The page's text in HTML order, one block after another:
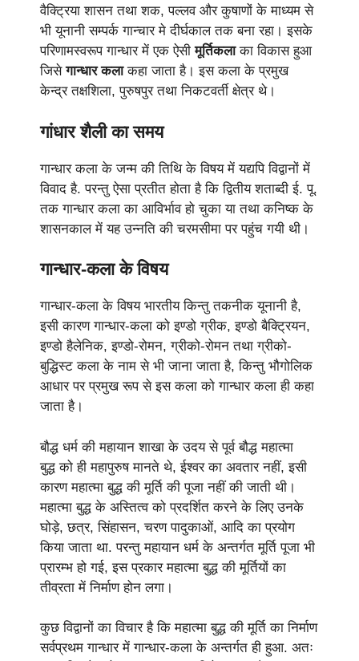
वैक्ट्रिया शासन तथा शक, पल्लव और कुषाणों के माध्यम से
भी यूनानी सम्पर्क गान्चार मे दीर्घकाल तक बना रहा। इसके
परिणामस्वरूप गान्धार में एक ऐसीमूर्तिकलाका विकास हुआ
जिसेगान्धार कलाकहा जाता है। इस कला के प्रमुख
केन्द्र तक्षशिला, पुरुषपुर तथा निकटवर्ती क्षेत्र थे।
गांधार शैली का समय
गान्धार कला के जन्म की तिथि के विषय में यद्यपि विद्वानों में
विवाद है. परन्तु ऐसा प्रतीत होता है कि द्वितीय शताब्दी ई. पू.
तक गान्धार कला का आविर्भाव हो चुका या तथा कनिष्क के
शासनकाल में यह उन्नति की चरमसीमा पर पहुंच गयी थी।
गान्धार-कला के विषय
गान्धार-कला के विषय भारतीय किन्तु तकनीक यूनानी है,
इसी कारण गान्धार-कला को इण्डो ग्रीक, इण्डो बैक्ट्रियन,
इण्डो हैलेनिक, इण्डो-रोमन, ग्रीको-रोमन तथा ग्रीको-
बुद्धिस्ट कला के नाम से भी जाना जाता है, किन्तु भौगोलिक
आधार पर प्रमुख रूप से इस कला को गान्धार कला ही कहा
जाता है।
बौद्ध धर्म की महायान शाखा के उदय से पूर्व बौद्ध महात्मा
बुद्ध को ही महापुरुष मानते थे, ईश्वर का अवतार नहीं, इसी
कारण महात्मा बुद्ध की मूर्ति की पूजा नहीं की जाती थी।
महात्मा बुद्ध के अस्तित्व को प्रदर्शित करने के लिए उनके
घोड़े, छत्र, सिंहासन, चरण पादुकाओं, आदि का प्रयोग
किया जाता था. परन्तु महायान धर्म के अन्तर्गत मूर्ति पूजा भी
प्रारम्भ हो गई, इस प्रकार महात्मा बुद्ध की मूर्तियों का
तीव्रता में निर्माण होन लगा।
कुछ विद्वानों का विचार है कि महात्मा बुद्ध की मूर्ति का निर्माण
सर्वप्रथम गान्धार में गान्धार-कला के अन्तर्गत ही हुआ. अतः